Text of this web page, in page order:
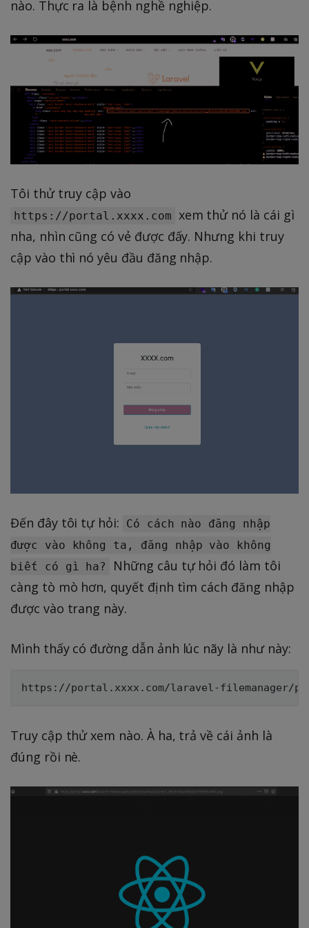
nào. Thực ra là bệnh nghề nghiệp.
Tôi thử truy cập vào
https://portal.xxxx.com xem thử nó là cái gì
nha, nhìn cũng có vẻ được đấy. Nhưng khi truy
cập vào thì nó yêu đầu đăng nhập.
Đến đây tôi tự hỏi:
Có cách nào đăng nhập
được vào không ta, đăng nhập vào không
biết có gì ha?
Những câu tự hỏi đó làm tôi
càng tò mò hơn, quyết định tìm cách đăng nhập
được vào trang này.
Mình thấy có đường dẫn ảnh lúc nãy là như này:
Truy cập thử xem nào. À ha, trả về cái ảnh là
đúng rồi nè.